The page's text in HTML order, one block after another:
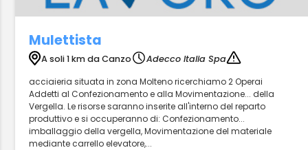
Mulettista
A soli 1 km da Canzo
Adecco Italia Spa
acciaieria situata in zona Molteno ricerchiamo 2 Operai
Addetti al Confezionamento e alla Movimentazione... della
Vergella. Le risorse saranno inserite all'interno del reparto
produttivo e si occuperanno di: Confezionamento...
imballaggio della vergella, Movimentazione del materiale
mediante carrello elevatore,...